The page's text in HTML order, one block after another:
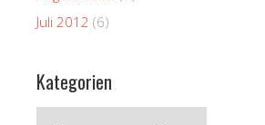
Juli 2012 (6)
Kategorien